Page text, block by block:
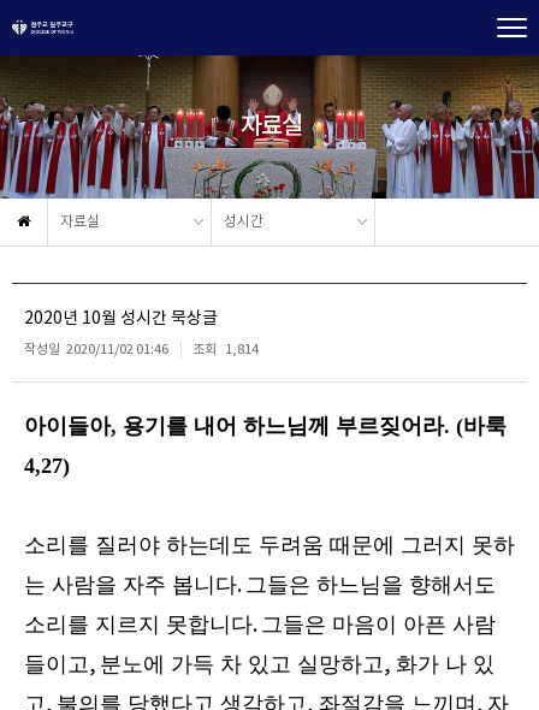
자료실
자료실 성시간
2020년 10월 성시간 묵상글
작성일 2020/11/02 01:46 조회 1,814
아이들아, 용기를 내어 하느님께 부르짖어라. (바룩
4,27)
소리를 질러야 하는데도 두려움 때문에 그러지 못하
는 사람을 자주 봅니다. 그들은 하느님을 향해서도
소리를 지르지 못합니다. 그들은 마음이 아픈 사람
들이고, 분노에 가득 차 있고 실망하고, 화가 나 있
고, 불의를 당했다고 생각하고, 좌절감을 느끼며 , 자